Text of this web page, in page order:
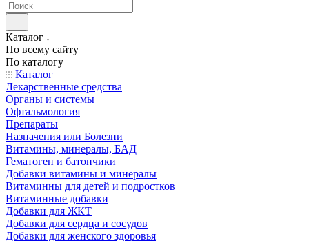
Каталог
По всему сайту
По каталогу
Каталог
Лекарственные средства
Органы и системы
Офтальмология
Препараты
Назначения или Болезни
Витамины, минералы, БАД
Гематоген и батончики
Добавки витамины и минералы
Витаминны для детей и подростков
Витаминные добавки
Добавки для ЖКТ
Добавки для сердца и сосудов
Добавки для женского здоровья